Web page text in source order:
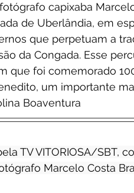
capixaba
de Uberlândia, em
que perpetuam a
da Congada. Esse
que foi comemorado
um importante
Boaventura
TV VITORIOSA/SBT,
Marcelo Costa